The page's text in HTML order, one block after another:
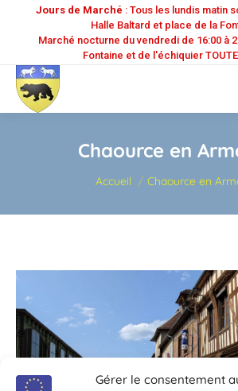
Gérer le consentement
Jours de Marché : Tous les lundis matin
Halle Baltard et place de la
Marché nocturne du vendredi de 16:00 à
Fontaine et de l'échiquier
Chaource en
Vous êtes ici :
Accueil Chaource en